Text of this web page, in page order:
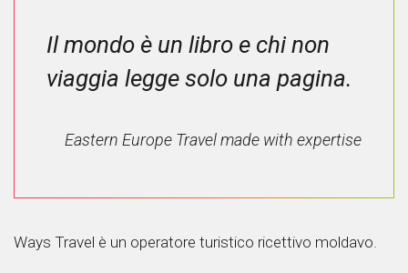
Il mondo è un libro e chi non
viaggia legge solo una pagina.
Eastern Europe Travel made with expertise
Ways Travel è un operatore turistico ricettivo moldavo.